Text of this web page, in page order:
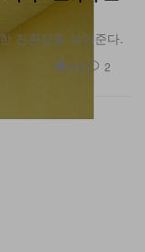
전환점을 보여준다.
663 2